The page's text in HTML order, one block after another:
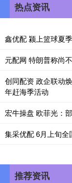
热点资讯
鑫优配 颍上篮球夏
元配网 特朗普称尚
创同配资 政企联动
年赶海季活动
宏牛操盘 欧菲光：
集采优配 6月上旬全
推荐资讯